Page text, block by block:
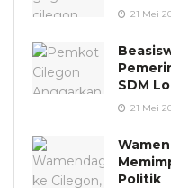
21 Mei
SDM
21 Mei
Politik